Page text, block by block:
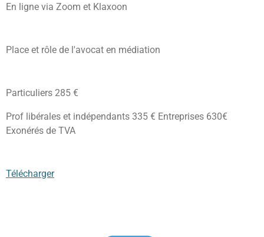
En ligne via Zoom et Klaxoon
Place et rôle de l'avocat en médiation
Particuliers 285 €
Prof libérales et indépendants 335 € Entreprises 630€
Exonérés de TVA
Télécharger